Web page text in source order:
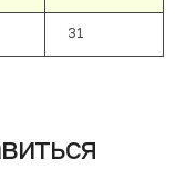
31